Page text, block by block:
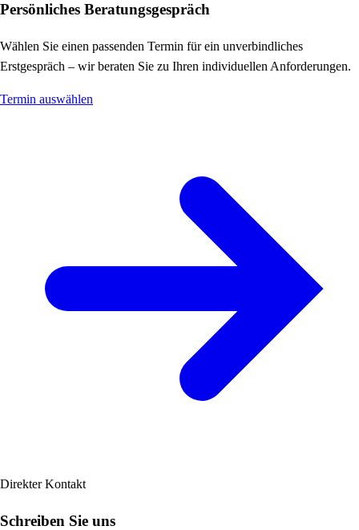
Persönliches Beratungsgespräch
Wählen Sie einen passenden Termin für ein unverbindliches
Erstgespräch – wir beraten Sie zu Ihren individuellen Anforderungen.
Termin auswählen
Direkter Kontakt
Schreiben Sie uns